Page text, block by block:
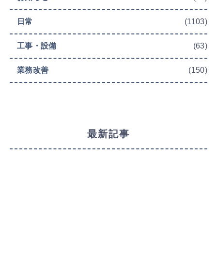
日常 (1103)
工事・設備 (63)
業務改善 (150)
最新記事